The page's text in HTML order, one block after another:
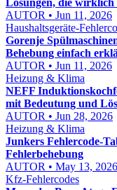
Lösungen, die wirklich
AUTOR • Jun 11, 2026
Haushaltsgeräte-
Gorenje
Behebung einfach
AUTOR • Jun 11, 2026
Heizung & Klima
NEFF
mit Bedeutung und
AUTOR • Jun 28, 2026
Heizung & Klima
Junkers Fehlercode-
Fehlerbehebung
AUTOR • May 13, 2026
Kfz-Fehlercodes